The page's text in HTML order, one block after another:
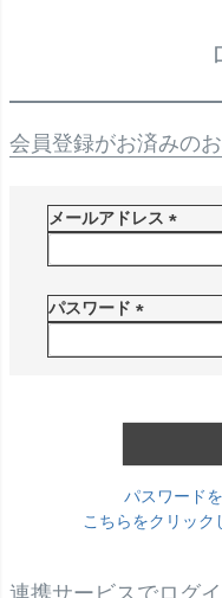
会員登録がお済みの
メールアドレス
須
)
パスワード
必
パスワード
こちらをクリック
連携サービスでログ